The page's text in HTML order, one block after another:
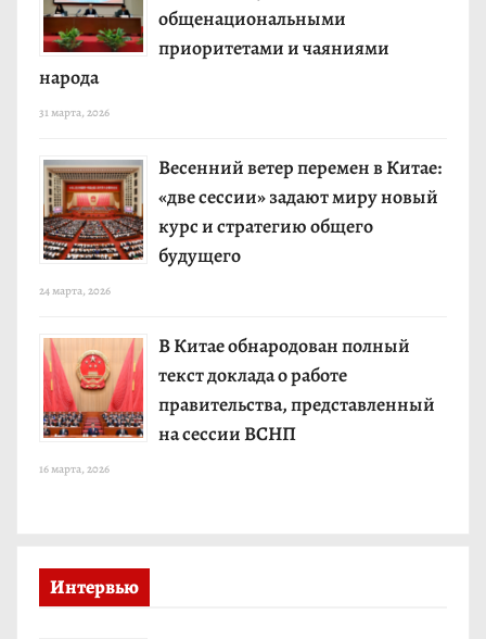
общенациональными
приоритетами и чаяниями
народа
31 марта, 2026
Весенний ветер перемен в Китае:
«две сессии» задают миру новый
курс и стратегию общего
будущего
24 марта, 2026
В Китае обнародован полный
текст доклада о работе
правительства, представленный
на сессии ВСНП
16 марта, 2026
Интервью